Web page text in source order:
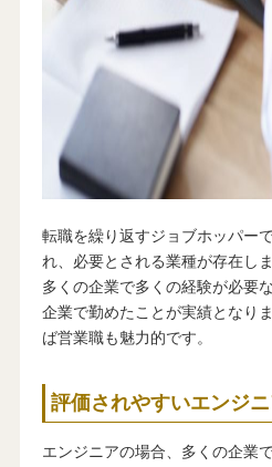
転職を繰り返すジョブホッパー
れ、必要とされる業種が存在し
多くの企業で多くの経験が必要
企業で勤めたことが実績となり
ば営業職も魅力的です。
評価されやすいエンジ
エンジニアの場合、多くの企業